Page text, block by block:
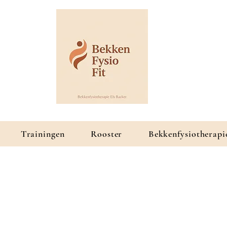
Trainingen Rooster